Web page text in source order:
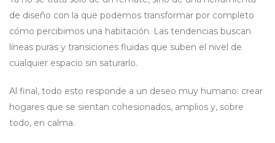
de diseño con la que podemos transformar por completo
cómo percibimos una habitación. Las tendencias buscan
líneas puras y transiciones fluidas que suben el nivel de
cualquier espacio sin saturarlo.
Al final, todo esto responde a un deseo muy humano: crear
hogares que se sientan cohesionados, amplios y, sobre
todo, en calma.